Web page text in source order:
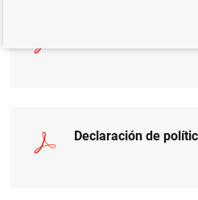
Declaración de